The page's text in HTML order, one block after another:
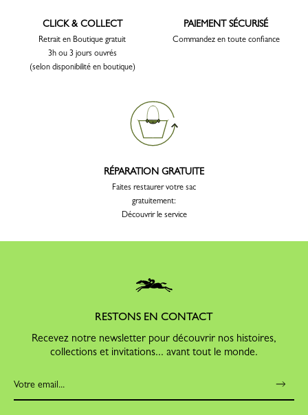
CLICK & COLLECT
Retrait en Boutique gratuit
3h ou 3 jours ouvrés
(selon disponibilité en boutique)
PAIEMENT SÉCURISÉ
Commandez en toute confiance
RÉPARATION GRATUITE
Faites restaurer votre sac
gratuitement:
Découvrir le service
RESTONS EN CONTACT
Recevez notre newsletter pour découvrir nos histoires,
collections et invitations... avant tout le monde.